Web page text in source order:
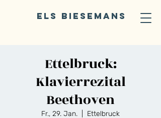
ELS BIESEMANS
Ettelbruck:
Klavierrezital
Beethoven
Fr., 29. Jan. Ettelbruck